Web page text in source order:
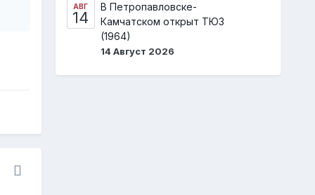
АВГ
14
В Петропавловске-
Камчатском открыт ТЮЗ
(1964)
14 Август 2026